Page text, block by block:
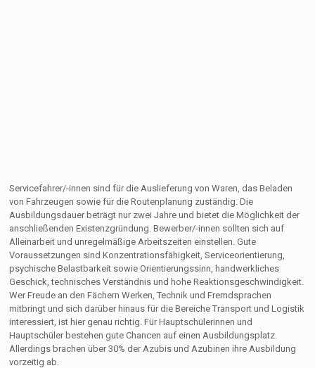
Servicefahrer/-innen sind für die Auslieferung von Waren, das Beladen
von Fahrzeugen sowie für die Routenplanung zuständig. Die
Ausbildungsdauer beträgt nur zwei Jahre und bietet die Möglichkeit der
anschließenden Existenzgründung. Bewerber/-innen sollten sich auf
Alleinarbeit und unregelmäßige Arbeitszeiten einstellen. Gute
Voraussetzungen sind Konzentrationsfähigkeit, Serviceorientierung,
psychische Belastbarkeit sowie Orientierungssinn, handwerkliches
Geschick, technisches Verständnis und hohe Reaktionsgeschwindigkeit.
Wer Freude an den Fächern Werken, Technik und Fremdsprachen
mitbringt und sich darüber hinaus für die Bereiche Transport und Logistik
interessiert, ist hier genau richtig. Für Hauptschülerinnen und
Hauptschüler bestehen gute Chancen auf einen Ausbildungsplatz.
Allerdings brachen über 30% der Azubis und Azubinen ihre Ausbildung
vorzeitig ab.